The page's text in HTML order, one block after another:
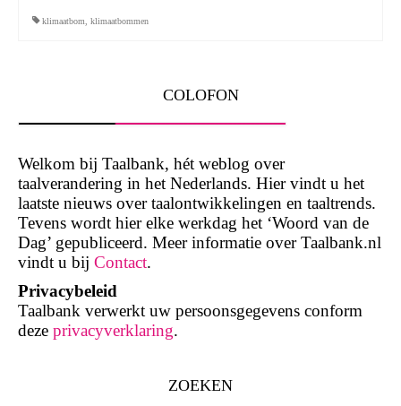
klimaatbom klimaatbommen
COLOFON
Welkom bij Taalbank, hét weblog over
taalverandering in het Nederlands. Hier vindt u het
laatste nieuws over taalontwikkelingen en taaltrends.
Tevens wordt hier elke werkdag het ‘Woord van de
Dag’ gepubliceerd. Meer informatie over Taalbank.nl
vindt u bij Contact.
Privacybeleid
Taalbank verwerkt uw persoonsgegevens conform
deze privacyverklaring.
ZOEKEN